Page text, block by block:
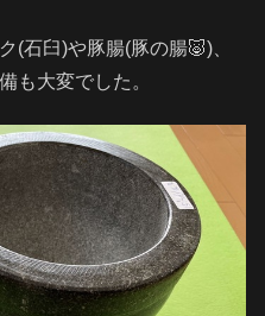
(石臼)や豚腸(豚の腸🐷)、
も大変でした。